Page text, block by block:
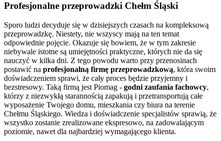
Profesjonalne przeprowadzki Chełm Śląski
Sporo ludzi decyduje się w dzisiejszych czasach na kompleksową
przeprowadzkę. Niestety, nie wszyscy mają na ten temat
odpowiednie pojęcie. Okazuje się bowiem, że w tym zakresie
niebywale istotne są umiejętności praktyczne, których nie da się
nauczyć w kilka dni. Z tego powodu warto przy przenosinach
postawić na profesjonalną firmę przeprowadzkową, która swoim
doświadczeniem sprawi, że cały proces będzie przyjemny i
bezstresowy. Taką firmą jest Piomag - godni zaufania fachowcy,
którzy z niezwykłą starannością zapakują i przetransportują całe
wyposażenie Twojego domu, mieszkania czy biura na terenie
Chełmu Śląskiego. Wiedza i doświadczenie specjalistów sprawią, że
wszystko zostanie zrealizowane ekspresowo, na zadowalającym
poziomie, nawet dla najbardziej wymagającego klienta.